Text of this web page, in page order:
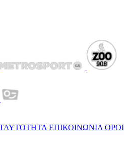
ΕΠΙΚΟΙΝΩΝΙΑ ΟΡΟΙ